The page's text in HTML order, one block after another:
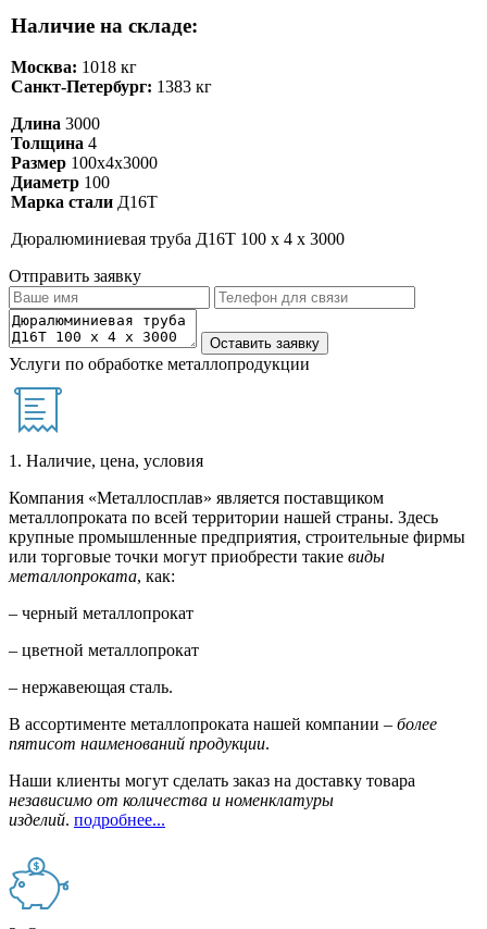
Наличие на складе:
Москва: 1018 кг
Санкт-Петербург: 1383 кг
Длина 3000
Толщина 4
Размер 100х4х3000
Диаметр 100
Марка стали Д16Т
Дюралюминиевая труба Д16Т 100 х 4 х 3000
Отправить заявку
Услуги по обработке металлопродукции
1. Наличие, цена, условия
Компания «Металлосплав» является поставщиком
металлопроката по всей территории нашей страны. Здесь
крупные промышленные предприятия, строительные фирмы
или торговые точки могут приобрести такие виды
металлопроката, как:
– черный металлопрокат
– цветной металлопрокат
– нержавеющая сталь.
В ассортименте металлопроката нашей компании – более
пятисот наименований продукции.
Наши клиенты могут сделать заказ на доставку товара
независимо от количества и номенклатуры
изделий. подробнее...